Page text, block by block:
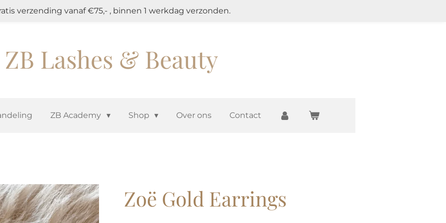
verzending vanaf €75,- , binnen 1 werkdag verzonden.
ZB Lashes & Beauty
ZB Academy Shop Over ons Contact
Zoë Gold Earrings